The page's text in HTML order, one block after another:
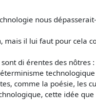
nous
mais il lui faut pour cela
di érentes des nôtres
comme la poésie, les
cette idée